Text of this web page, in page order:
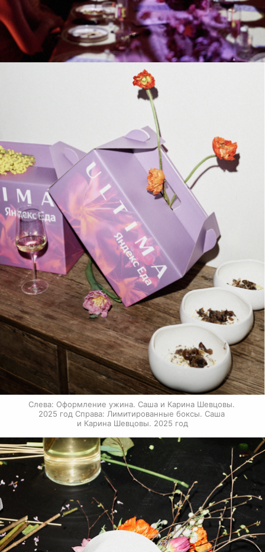
Слева: Оформление ужина. Саша и Карина Шевцовы.
2025 год Справа: Лимитированные боксы. Саша
и Карина Шевцовы. 2025 год